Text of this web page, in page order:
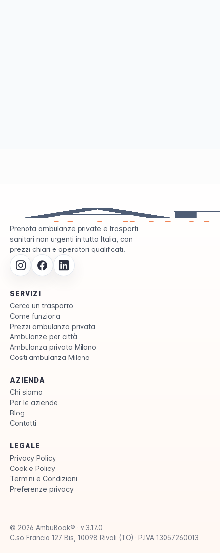
Prenota ambulanze private e trasporti
sanitari non urgenti in tutta Italia, con
prezzi chiari e operatori qualificati.
SERVIZI
Cerca un trasporto
Come funziona
Prezzi ambulanza privata
Ambulanze per città
Ambulanza privata Milano
Costi ambulanza Milano
AZIENDA
Chi siamo
Per le aziende
Blog
Contatti
LEGALE
Privacy Policy
Cookie Policy
Termini e Condizioni
Preferenze privacy
© 2026 AmbuBook® · v.3.17.0
C.so Francia 127 Bis, 10098 Rivoli (TO) · P.IVA 13057260013